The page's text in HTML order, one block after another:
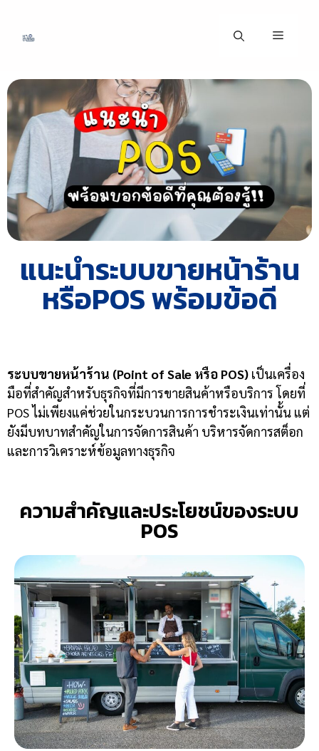
แนะนำระบบขายหน้าร้าน
หรือPOS พร้อมข้อดี
ระบบขายหน้าร้าน (Point of Sale หรือ POS) เป็นเครื่อง
มือที่สำคัญสำหรับธุรกิจที่มีการขายสินค้าหรือบริการ โดยที่
POS ไม่เพียงแค่ช่วยในกระบวนการการชำระเงินเท่านั้น แต่
ยังมีบทบาทสำคัญในการจัดการสินค้า บริหารจัดการสต็อก
และการวิเคราะห์ข้อมูลทางธุรกิจ
ความสำคัญและประโยชน์ของระบบ
POS